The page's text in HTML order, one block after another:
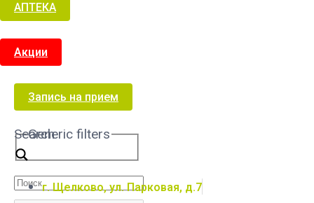
АПТЕКА
Акции
Запись на прием
Search
Generic filters
г. Щелково, ул. Парковая, д.7